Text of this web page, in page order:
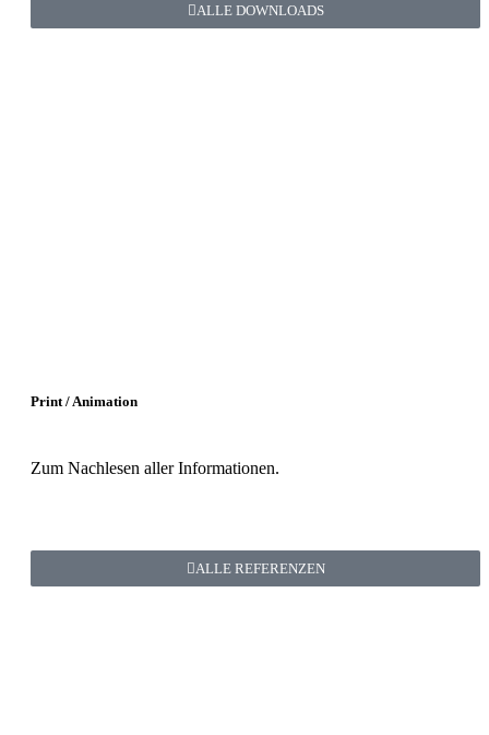
Print / Animation
Zum Nachlesen aller Informationen.
ALLE DOWNLOADS
ALLE REFERENZEN